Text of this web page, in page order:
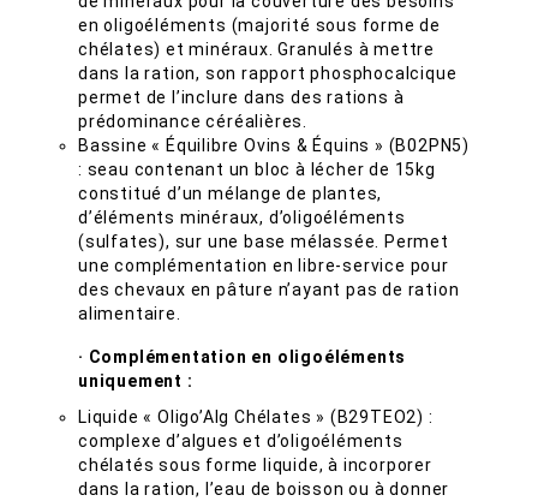
en oligoéléments (majorité sous forme de
chélates) et minéraux. Granulés à mettre
dans la ration, son rapport phosphocalcique
permet de l’inclure dans des rations à
prédominance céréalières.
Bassine « Équilibre Ovins & Équins » (B02PN5)
: seau contenant un bloc à lécher de 15kg
constitué d’un mélange de plantes,
d’éléments minéraux, d’oligoéléments
(sulfates), sur une base mélassée. Permet
une complémentation en libre-service pour
des chevaux en pâture n’ayant pas de ration
alimentaire.
· Complémentation en oligoéléments
uniquement :
Liquide « Oligo’Alg Chélates » (B29TEO2) :
complexe d’algues et d’oligoéléments
chélatés sous forme liquide, à incorporer
dans la ration, l’eau de boisson ou à donner